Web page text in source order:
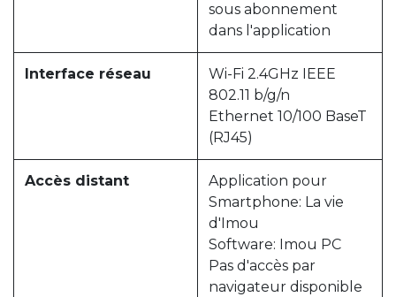
sous abonnement
dans l'application
Interface réseau
Wi-Fi 2.4GHz IEEE
802.11 b/g/n
Ethernet 10/100 BaseT
(RJ45)
Accès distant
Application pour
Smartphone: La vie
d'Imou
Software: Imou PC
Pas d'accès par
navigateur disponible